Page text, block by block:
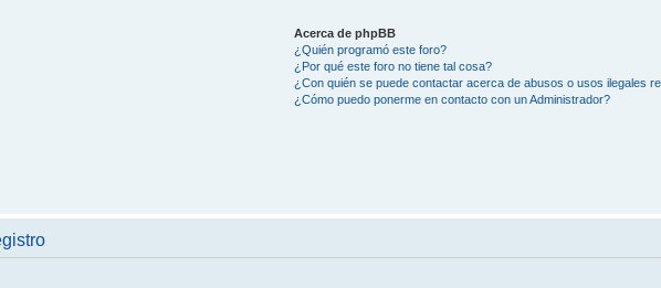
Acerca de phpBB
¿Quién programó este foro?
¿Por qué este foro no tiene tal cosa?
¿Con quién se puede contactar acerca de abusos o usos ilegales
¿Cómo puedo ponerme en contacto con un Administrador?